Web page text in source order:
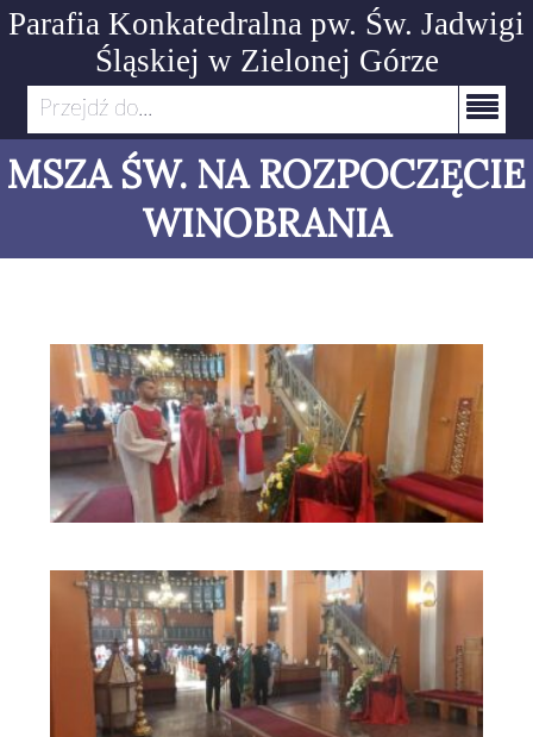
Parafia Konkatedralna pw. Św. Jadwigi
Śląskiej w Zielonej Górze
Przejdź do...
MSZA ŚW. NA ROZPOCZĘCIE
WINOBRANIA